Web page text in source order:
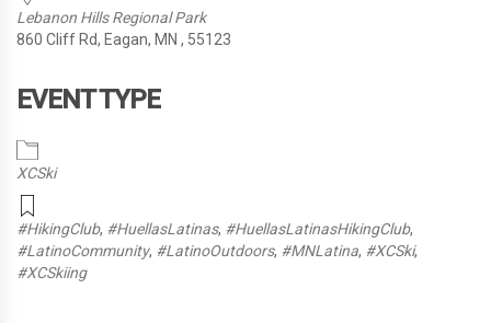
Lebanon Hills Regional Park
860 Cliff Rd, Eagan, MN , 55123
EVENT TYPE
XCSki
#HikingClub, #HuellasLatinas, #HuellasLatinasHikingClub,
#LatinoCommunity, #LatinoOutdoors, #MNLatina, #XCSki,
#XCSkiing